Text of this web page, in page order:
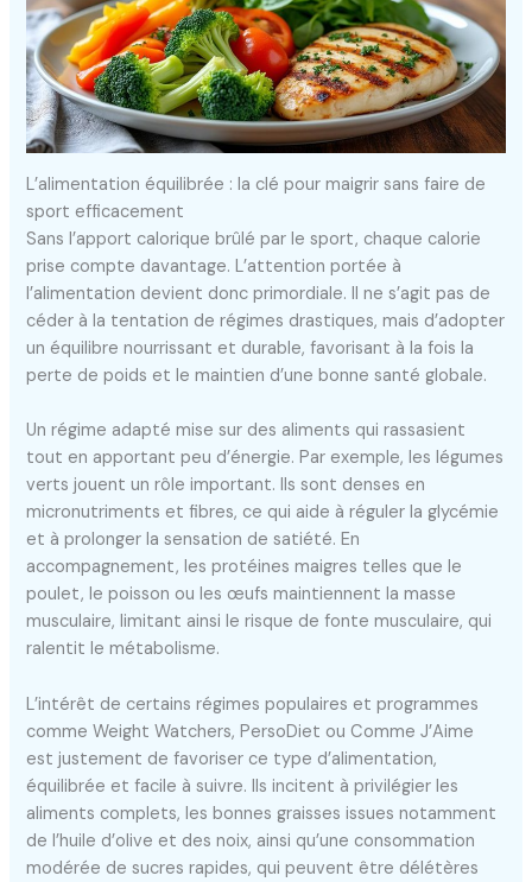
L’alimentation équilibrée : la clé pour maigrir sans faire de
sport efficacement
Sans l’apport calorique brûlé par le sport, chaque calorie
prise compte davantage. L’attention portée à
l’alimentation devient donc primordiale. Il ne s’agit pas de
céder à la tentation de régimes drastiques, mais d’adopter
un équilibre nourrissant et durable, favorisant à la fois la
perte de poids et le maintien d’une bonne santé globale.
Un régime adapté mise sur des aliments qui rassasient
tout en apportant peu d’énergie. Par exemple, les légumes
verts jouent un rôle important. Ils sont denses en
micronutriments et fibres, ce qui aide à réguler la glycémie
et à prolonger la sensation de satiété. En
accompagnement, les protéines maigres telles que le
poulet, le poisson ou les œufs maintiennent la masse
musculaire, limitant ainsi le risque de fonte musculaire, qui
ralentit le métabolisme.
L’intérêt de certains régimes populaires et programmes
comme Weight Watchers, PersoDiet ou Comme J’Aime
est justement de favoriser ce type d’alimentation,
équilibrée et facile à suivre. Ils incitent à privilégier les
aliments complets, les bonnes graisses issues notamment
de l’huile d’olive et des noix, ainsi qu’une consommation
modérée de sucres rapides, qui peuvent être délétères